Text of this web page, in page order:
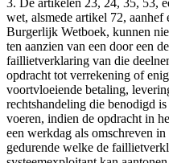
wet, alsmede artikel 72,
Burgerlijk Wetboek, kunnen
ten aanzien van een door een
faillietverklaring van die
opdracht tot verrekening of
voortvloeiende betaling,
rechtshandeling die benodigd
voeren, indien de opdracht in
een werkdag als omschreven in
gedurende welke de